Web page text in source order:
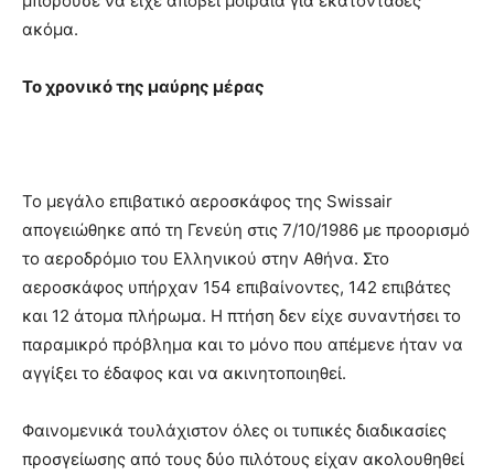
ακόμα.
Το χρονικό της μαύρης μέρας
Το μεγάλο επιβατικό αεροσκάφος της Swissair
απογειώθηκε από τη Γενεύη στις 7/10/1986 με προορισμό
το αεροδρόμιο του Ελληνικού στην Αθήνα. Στο
αεροσκάφος υπήρχαν 154 επιβαίνοντες, 142 επιβάτες
και 12 άτομα πλήρωμα. Η πτήση δεν είχε συναντήσει το
παραμικρό πρόβλημα και το μόνο που απέμενε ήταν να
αγγίξει το έδαφος και να ακινητοποιηθεί.
Φαινομενικά τουλάχιστον όλες οι τυπικές διαδικασίες
προσγείωσης από τους δύο πιλότους είχαν ακολουθηθεί